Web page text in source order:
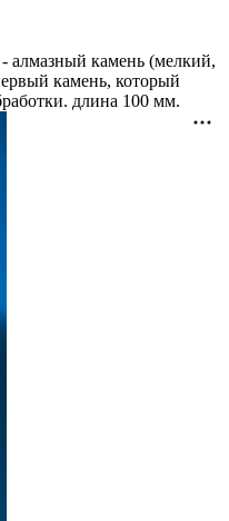
алмазный камень (мелкий,
камень, который
длина 100 мм.